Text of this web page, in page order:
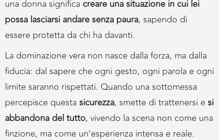
una donna significa creare una situazione in cui lei
possa lasciarsi andare senza paura, sapendo di
essere protetta da chi ha davanti.
La dominazione vera non nasce dalla forza, ma dalla
fiducia: dal sapere che ogni gesto, ogni parola e ogni
limite saranno rispettati. Quando una sottomessa
percepisce questa sicurezza, smette di trattenersi e si
abbandona del tutto, vivendo la scena non come una
finzione, ma come un’esperienza intensa e reale.